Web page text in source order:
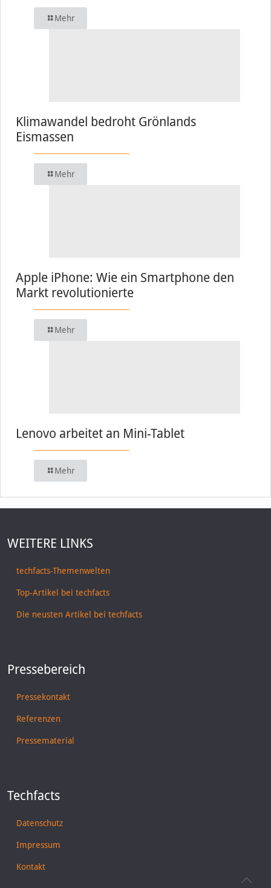
Mehr
Klimawandel bedroht Grönlands
Eismassen
Mehr
Apple iPhone: Wie ein Smartphone den
Markt revolutionierte
Mehr
Lenovo arbeitet an Mini-Tablet
Mehr
WEITERE LINKS
techfacts-Themenwelten
Top-Artikel bei techfacts
Die neusten Artikel bei techfacts
Pressebereich
Pressekontakt
Referenzen
Pressematerial
Techfacts
Datenschutz
Impressum
Kontakt